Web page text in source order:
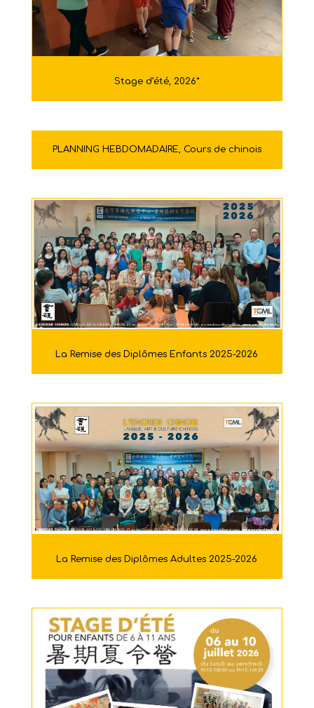
Stage d’été, 2026*
PLANNING HEBDOMADAIRE, Cours de chinois
La Remise des Diplômes Enfants 2025-2026
La Remise des Diplômes Adultes 2025-2026